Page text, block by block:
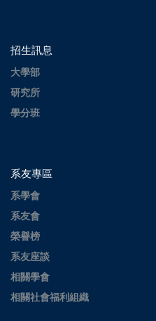
招生訊息
大學部
研究所
學分班
系友專區
系學會
系友會
榮譽榜
系友座談
相關學會
相關社會福利組織